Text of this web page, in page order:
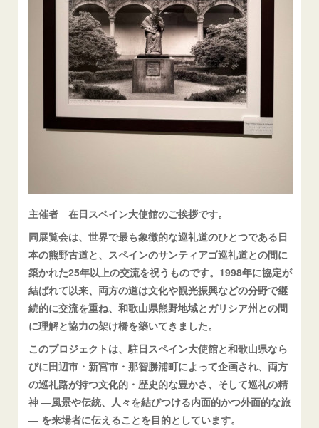
主催者 在日スペイン大使館のご挨拶です。
同展覧会は、世界で最も象徴的な巡礼道のひとつである日
本の熊野古道と、スペインのサンティアゴ巡礼道との間に
築かれた25年以上の交流を祝うものです。1998年に協定が
結ばれて以来、両方の道は文化や観光振興などの分野で継
続的に交流を重ね、和歌山県熊野地域とガリシア州との間
に理解と協力の架け橋を築いてきました。
このプロジェクトは、駐日スペイン大使館と和歌山県なら
びに田辺市・新宮市・那智勝浦町によって企画され、両方
の巡礼路が持つ文化的・歴史的な豊かさ、そして巡礼の精
神 ―風景や伝統、人々を結びつける内面的かつ外面的な旅
― を来場者に伝えることを目的としています。